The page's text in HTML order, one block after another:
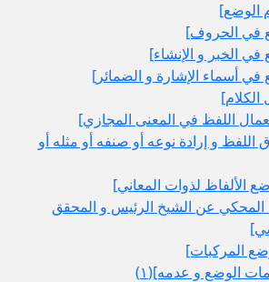
الوضع‏]
في الحروف‏]
في الخبر و الإنشاء]
في أسماء الإشارة و الضمائر]
اللفظ في المعنى المجازي‏]
اللفظ و إرادة نوعه أو صنفه أو مثله أو
الألفاظ لذوات المعاني‏]
المحكي عن الشيخ الرئيس و المحقق
المركبات‏]
الوضع و عدمه‏](١)